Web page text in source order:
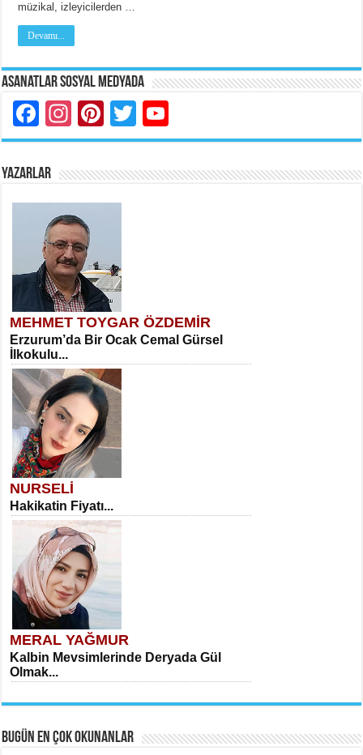
müzikal, izleyicilerden …
Devamı...
Asanatlar Sosyal Medyada
Facebook
Instagram
Pinterest
Twitter
YAZARLAR
MEHMET TOYGAR ÖZDEMİR
Erzurum’da Bir Ocak Cemal Gürsel
İlkokulu...
NURSELİ
Hakikatin Fiyatı...
MERAL YAĞMUR
Kalbin Mevsimlerinde Deryada Gül
Olmak...
BUGÜN EN ÇOK OKUNANLAR